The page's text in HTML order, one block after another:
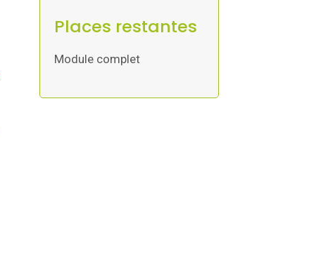
Places restantes
Module complet